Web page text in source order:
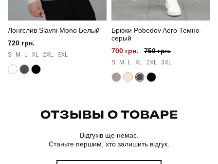
Лонгслив Slavni Mono Белый
720 грн.
S M L XL 2XL 3XL
Брюки Pobedov Aero Темно-
серый
700 грн.
750 грн.
S M L XL 2XL 3XL
ОТЗЫВЫ О ТОВАРЕ
Відгуків ще немає.
Станьте першим, хто залишить відгук.